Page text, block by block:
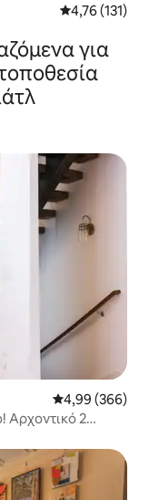
Μέση
4,76 (131)
για
Μέση
4,99 (366)
Αρχοντικό 2